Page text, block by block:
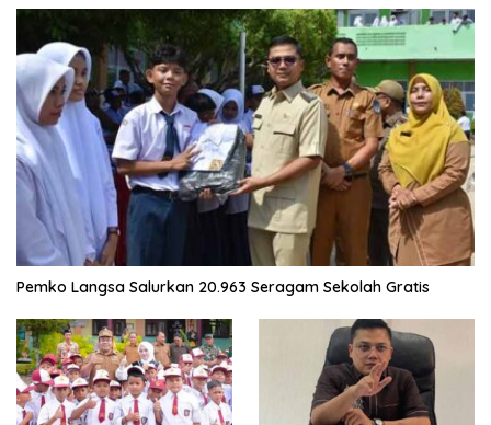
Pemko Langsa Salurkan 20.963 Seragam Sekolah Gratis